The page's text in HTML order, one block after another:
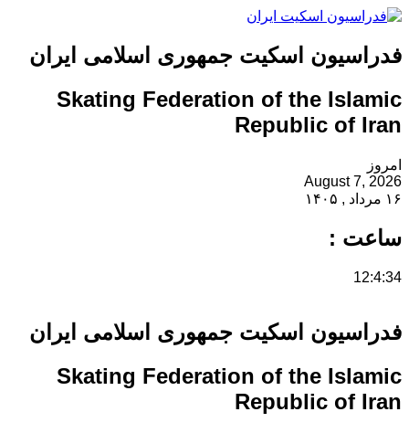
فدراسیون اسکیت جمهوری اسلامی ایران
Skating Federation of the Islamic
Republic of Iran
امروز
August 7, 2026
۱۶ مرداد , ۱۴۰۵
ساعت :
12:4:34
فدراسیون اسکیت جمهوری اسلامی ایران
Skating Federation of the Islamic
Republic of Iran